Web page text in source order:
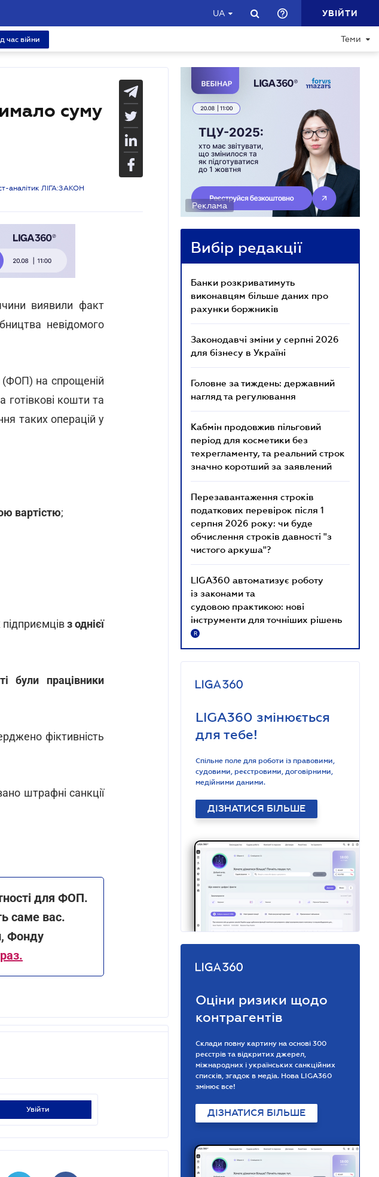
UA УВІЙТИ
час війни Теми
суму
аналітик ЛІГА:ЗАКОН
виявили факт
невідомого
(ФОП) на спрощеній
готівкові кошти та
таких операцій у
вартістю;
підприємцівз однієї
були працівники
фіктивність
штрафні санкції
для ФОП.
саме вас.
Фонду
увійти
Реклама
Вибір редакції
Банки розкриватимуть
виконавцям більше даних про
рахунки боржників
Законодавчі зміни у серпні 2026
для бізнесу в Україні
Головне за тиждень: державний
нагляд та регулювання
Кабмін продовжив пільговий
період для косметики без
техрегламенту, та реальний строк
значно коротший за заявлений
Перезавантаження строків
податкових перевірок після 1
серпня 2026 року: чи буде
обчислення строків давності "з
чистого аркуша"?
LIGA360 автоматизує роботу
із законами та
судовою практикою: нові
інструменти для точніших рішень
R
LIGA360 змінюється
для тебе!
Спільне поле для роботи із правовими,
судовими, реєстровими, договірними,
медійними даними.
ДІЗНАТИСЯ БІЛЬШЕ
Оціни ризики щодо
контрагентів
Склади повну картину на основі 300
реєстрів та відкритих джерел,
міжнародних і українських санкційних
списків, згадок в медіа. Нова LIGA360
змінює все!
ДІЗНАТИСЯ БІЛЬШЕ